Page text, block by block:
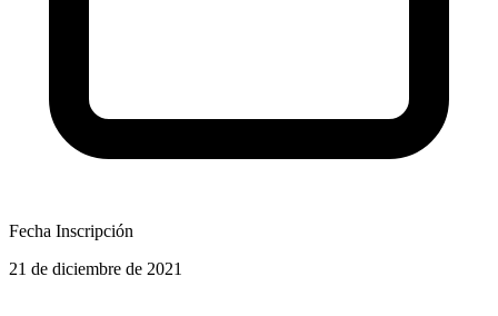
Fecha Inscripción
21 de diciembre de 2021